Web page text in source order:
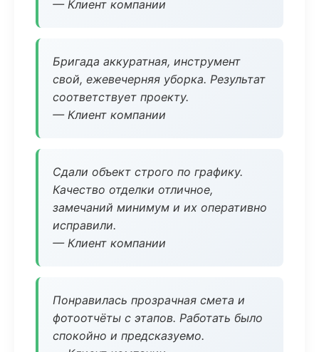
— Клиент компании
Бригада аккуратная, инструмент
свой, ежевечерняя уборка. Результат
соответствует проекту.
— Клиент компании
Сдали объект строго по графику.
Качество отделки отличное,
замечаний минимум и их оперативно
исправили.
— Клиент компании
Понравилась прозрачная смета и
фотоотчёты с этапов. Работать было
спокойно и предсказуемо.